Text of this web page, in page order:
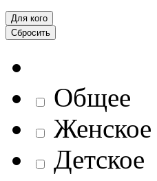
Для кого
Сбросить
Общее
Женское
Детское